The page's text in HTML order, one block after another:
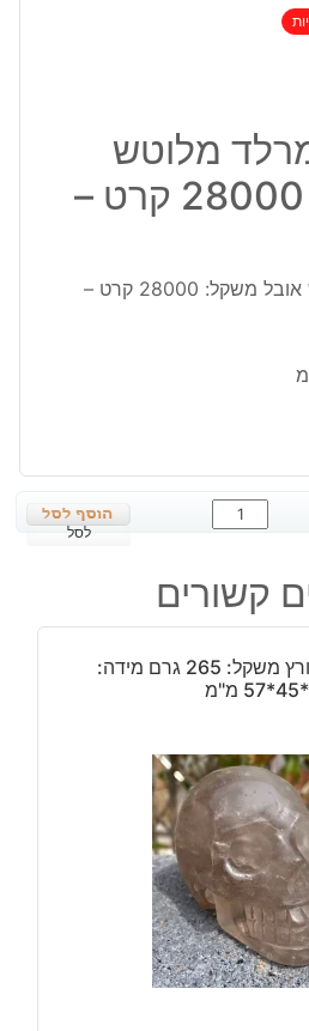
מלוטש
אובל משקל: 28000 קרט –
לאספנים: אמרלד מלוטש אובל משקל: 28000 קרט –
כמות
של
אמרלד
מלוטש
משקל:
-
5.66
ק"ג
לסל
קשורים
גולגולת סמוקי קוורץ משקל: 265 גרם מידה: